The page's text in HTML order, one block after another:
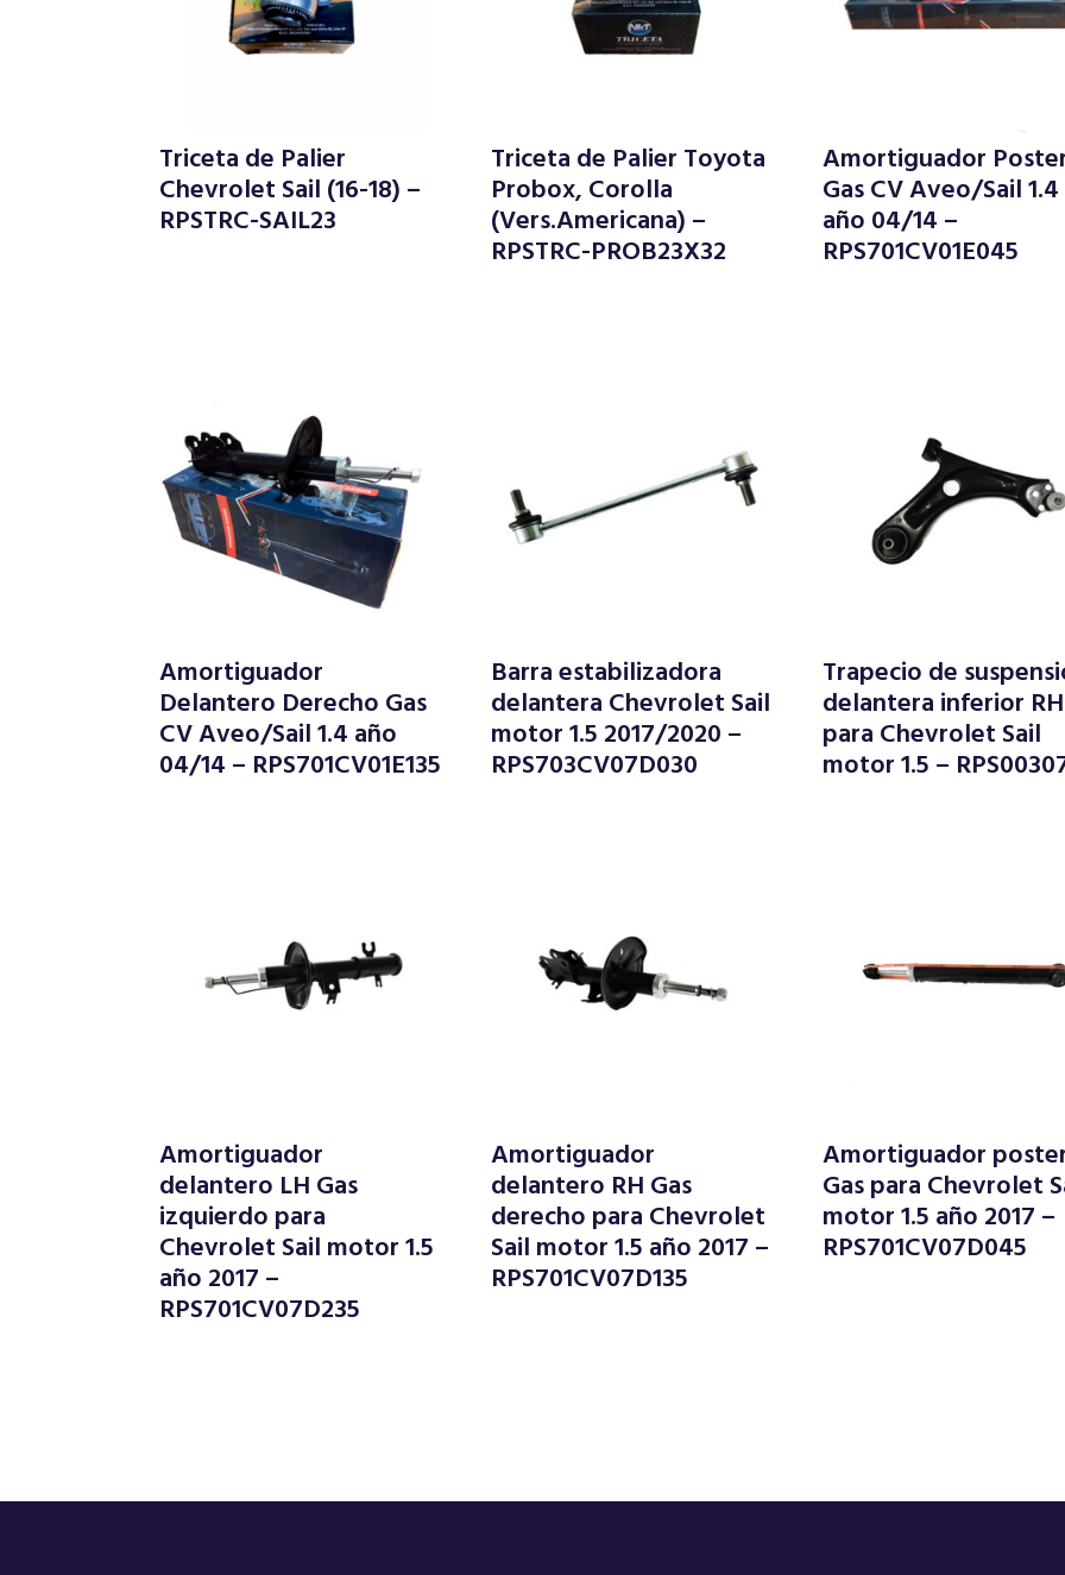
Triceta de Palier
Chevrolet Sail (16-18) –
RPSTRC-SAIL23
Triceta de Palier Toyota
Probox, Corolla
(Vers.Americana) –
RPSTRC-PROB23X32
Amortiguador
Gas CV Aveo/Sail 1.4
año 04/14 –
RPS701CV01E045
Amortiguador
Delantero Derecho Gas
CV Aveo/Sail 1.4 año
04/14 – RPS701CV01E135
Barra estabilizadora
delantera Chevrolet Sail
motor 1.5 2017/2020 –
RPS703CV07D030
Trapecio de
delantera inferior RH
para Chevrolet Sail
motor 1.5 –
Amortiguador
delantero LH Gas
izquierdo para
Chevrolet Sail motor 1.5
año 2017 –
RPS701CV07D235
Amortiguador
delantero RH Gas
derecho para Chevrolet
Sail motor 1.5 año 2017 –
RPS701CV07D135
Amortiguador
Gas para Chevrolet
motor 1.5 año 2017 –
RPS701CV07D045